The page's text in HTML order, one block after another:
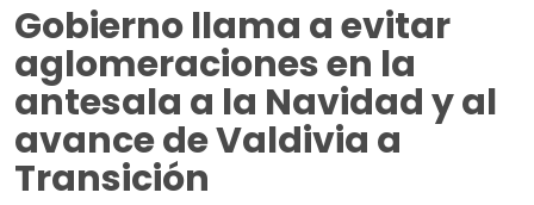
Gobierno llama a evitar
aglomeraciones en la
antesala a la Navidad y al
avance de Valdivia a
Transición